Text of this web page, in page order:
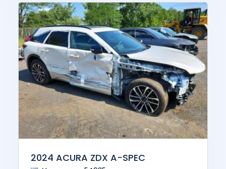
2024 ACURA ZDX A-SPEC